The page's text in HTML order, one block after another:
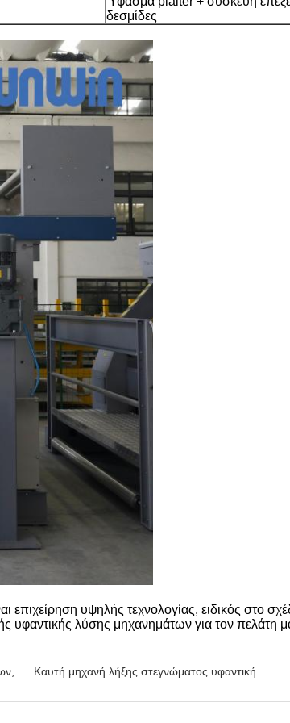
δεσμίδες
υψηλής τεχνολογίας, ειδικός στο
υφαντικής λύσης μηχανημάτων για τον πελάτη
Καυτή μηχανή λήξης στεγνώματος υφαντική